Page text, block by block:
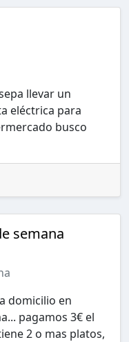
llevar un
eléctrica para
busco
semana
domicilio en
pagamos 3€ el
2 o mas platos,